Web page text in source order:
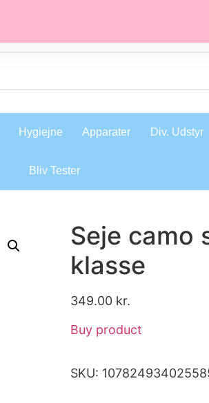
Hygiejne Apparater Div. Udstyr
Bliv Tester
Seje camo
klasse
349.00 kr.
Buy product
SKU: